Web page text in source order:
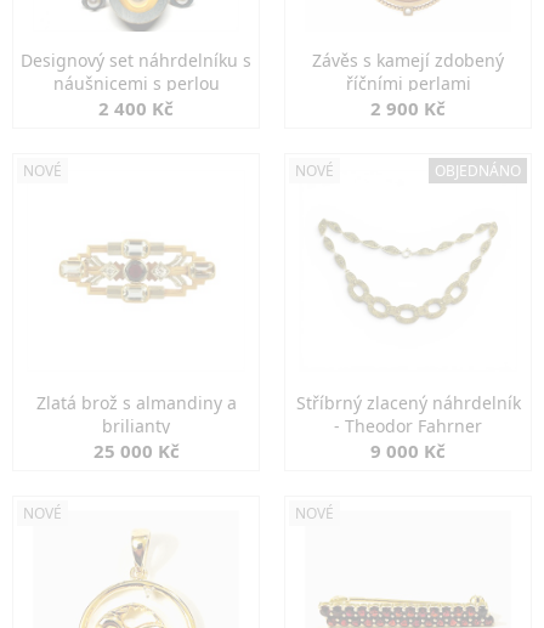
Designový set náhrdelníku s
náušnicemi s perlou
2 400 Kč
Závěs s kamejí zdobený
říčními perlami
2 900 Kč
NOVÉ
Zlatá brož s almandiny a
brilianty
25 000 Kč
NOVÉ OBJEDNÁNO
Stříbrný zlacený náhrdelník
- Theodor Fahrner
9 000 Kč
NOVÉ NOVÉ